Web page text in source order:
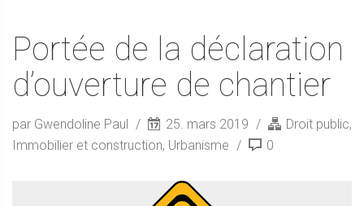
Portée de la déclaration
d’ouverture de chantier
par Gwendoline Paul 25. mars 2019 Droit public,
Immobilier et construction, Urbanisme 0